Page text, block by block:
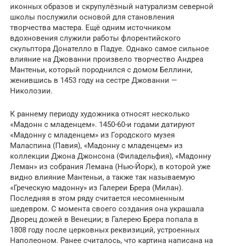
иконных образов и скрупулёзный натурализм северной
школы послужили основой для становления
творчества мастера. Ещё одним источником
вдохновения служили работы флорентийского
скульптора Донателло в Падуе. Однако самое сильное
влияние на Джованни произвело творчество Андреа
Мантеньи, который породнился с домом Беллини,
женившись в 1453 году на сестре Джованни —
Николозии.
К раннему периоду художника относят несколько
«Мадонн с младенцем». 1450-60-и годами датируют
«Мадонну с младенцем» из Городского музея
Маласпина (Павия), «Мадонну с младенцем» из
коллекции Джона Джонсона (Филадельфия), «Мадонну
Леман» из собрания Лемана (Нью-Йорк), в которой уже
видно влияние Мантеньи, а также так называемую
«Греческую мадонну» из Галереи Брера (Милан).
Последняя в этом ряду считается несомненным
шедевром. С момента своего создания она украшала
Дворец дожей в Венеции; в Галерею Брера попала в
1808 году после церковных реквизиций, устроенных
Наполеоном. Ранее считалось, что картина написана на